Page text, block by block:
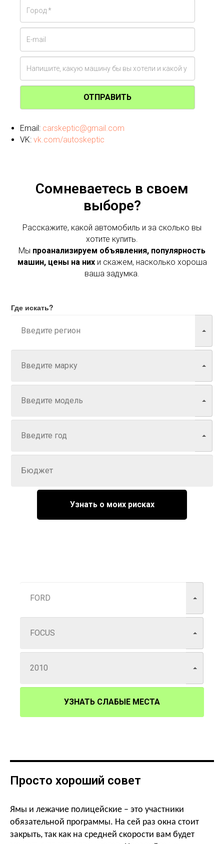
ОТПРАВИТЬ
Email: carskeptic@gmail.com
VK: vk.com/autoskeptic
Сомневаетесь в своем
выборе?
Расскажите, какой автомобиль и за сколько вы
хотите купить.
Мы проанализируем объявления, популярность
машин, цены на нихи скажем, насколько хороша
ваша задумка.
Где искать?
Узнать о моих рисках
УЗНАТЬ СЛАБЫЕ МЕСТА
Просто хороший совет
Ямы и лежачие полицейские – это участники
обязательной программы. На сей раз окна стоит
закрыть, так как на средней скорости вам будет